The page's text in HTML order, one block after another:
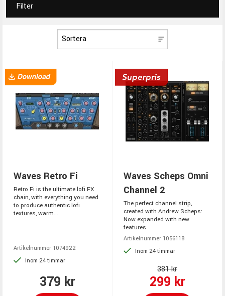
Filter
Waves Retro Fi
Retro Fi is the ultimate lofi FX
chain, with everything you need
to produce authentic lofi
textures, warm...
Artikelnummer 1074922
Inom 24 timmar
379 kr
Waves Scheps Omni
Channel 2
The perfect channel strip,
created with Andrew Scheps:
Now expanded with new
features
Artikelnummer 1056118
Inom 24 timmar
381 kr
299 kr